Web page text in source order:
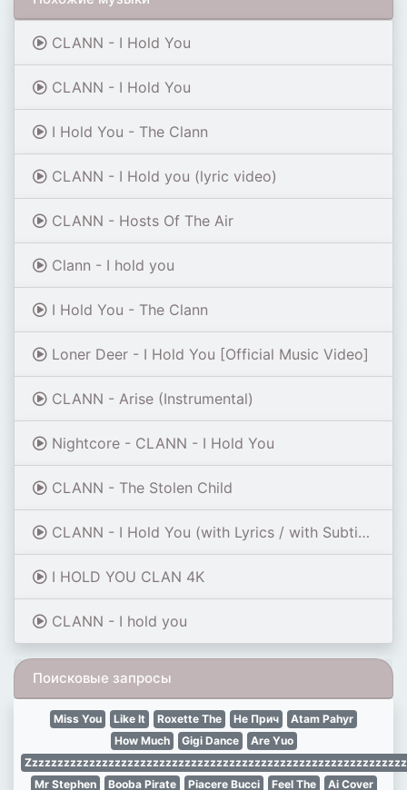
CLANN - I Hold You
CLANN - I Hold You
I Hold You - The Clann
CLANN - I Hold you (lyric video)
CLANN - Hosts Of The Air
Clann - I hold you
I Hold You - The Clann
Loner Deer - I Hold You [Official Music Video]
CLANN - Arise (Instrumental)
Nightcore - CLANN - I Hold You
CLANN - The Stolen Child
CLANN - I Hold You (with Lyrics / with Subtitle)
I HOLD YOU CLAN 4K
CLANN - I hold you
Поисковые запросы
Miss You Like It Roxette The Не Прич
Atam Pahyr
How Much
Gigi Dance
Are Yuo
Mr Stephen
Booba Pirate Piacere Bucci Feel The Ai Cover